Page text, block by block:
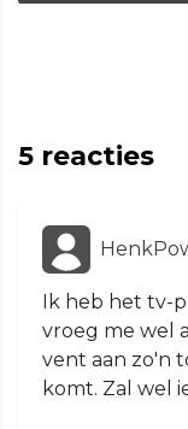
5 reacties
Ik heb het tv-
vroeg me wel
vent aan zo'n
komt. Zal wel